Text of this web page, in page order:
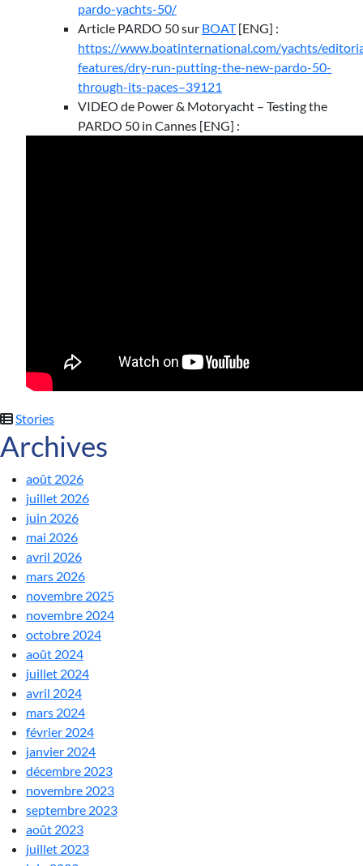
pardo-yachts-50/
Article PARDO 50 sur BOAT[ENG] :
https://www.boatinternational.com/yachts/
features/dry-run-putting-the-new-pardo-50-
through-its-paces–39121
VIDEO de Power & Motoryacht – Testing the
PARDO 50 in Cannes [ENG] :
Stories
Archives
août 2026
juillet 2026
juin 2026
mai 2026
avril 2026
mars 2026
novembre 2025
novembre 2024
octobre 2024
août 2024
juillet 2024
avril 2024
mars 2024
février 2024
janvier 2024
décembre 2023
novembre 2023
septembre 2023
août 2023
juillet 2023